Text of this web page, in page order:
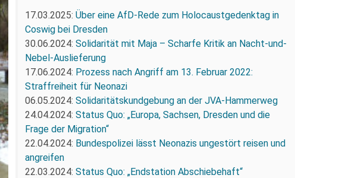
17.03.2025: Über eine AfD-Rede zum Holocaustgedenktag in
Coswig bei Dresden
30.06.2024: Solidarität mit Maja – Scharfe Kritik an Nacht-und-
Nebel-Auslieferung
17.06.2024: Prozess nach Angriff am 13. Februar 2022:
Straffreiheit für Neonazi
06.05.2024: Solidaritätskundgebung an der JVA-Hammerweg
24.04.2024: Status Quo: „Europa, Sachsen, Dresden und die
Frage der Migration“
22.04.2024: Bundespolizei lässt Neonazis ungestört reisen und
angreifen
22.03.2024: Status Quo: „Endstation Abschiebehaft“